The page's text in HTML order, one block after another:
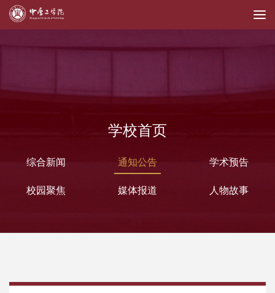
学校首页
综合新闻 通知公告 学术预告
校园聚焦 媒体报道 人物故事